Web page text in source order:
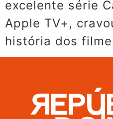
excelente série
Apple TV+,
história dos